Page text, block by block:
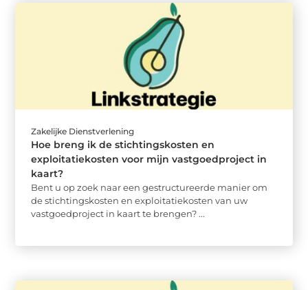
Zakelijke Dienstverlening
Hoe breng ik de stichtingskosten en
exploitatiekosten voor mijn vastgoedproject in
kaart?
Bent u op zoek naar een gestructureerde manier om
de stichtingskosten en exploitatiekosten van uw
vastgoedproject in kaart te brengen? ...